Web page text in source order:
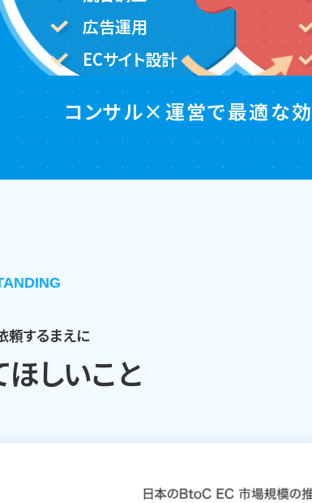
広告運用
ECサイト設計
コンサル×運営で最適な効
頼するまえに
しいこと